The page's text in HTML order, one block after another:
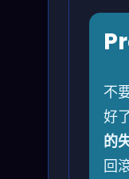
不
好
的
回